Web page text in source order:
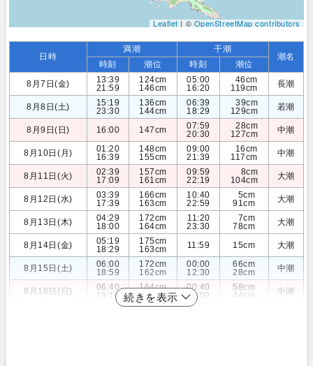
Leaflet| ©OpenStreetMap contributors
日時
満潮 干潮
潮名
時刻 潮位 時刻
潮位
8月7日(金)
13:39
21:59
124cm
146cm
05:00
16:20
46cm
119cm
長潮
8月8日(土)
15:19
23:30
136cm
144cm
06:39
18:29
39cm
129cm
若潮
8月9日(日) 16:00 147cm
07:59
20:30
28cm
127cm
中潮
8月10日(月)
01:20
16:39
148cm
155cm
09:00
21:39
16cm
117cm
中潮
8月11日(火)
02:39
17:09
157cm
161cm
09:59
22:19
8cm
104cm
大潮
8月12日(水)
03:39
17:39
166cm
163cm
10:40
22:59
5cm
91cm
大潮
8月13日(木)
04:29
18:00
172cm
164cm
11:20
23:30
7cm
78cm
大潮
8月14日(金)
05:19
18:29
175cm
163cm
11:59 15cm 大潮
8月15日(土)
06:00
18:59
172cm
162cm
00:00
12:30
66cm
28cm
中潮
8月16日(日)
06:40
19:10
164cm
160cm
00:40
13:00
58cm
44cm
中潮
続きを表示